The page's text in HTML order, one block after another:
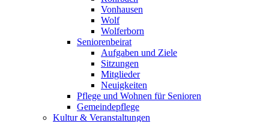
Vonhausen
Wolf
Wolferborn
Seniorenbeirat
Aufgaben und Ziele
Sitzungen
Mitglieder
Neuigkeiten
Pflege und Wohnen für Senioren
Gemeindepflege
Kultur & Veranstaltungen